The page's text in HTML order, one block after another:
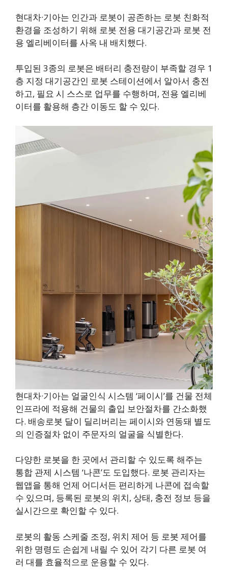
현대차·기아는 인간과 로봇이 공존하는 로봇 친화적
환경을 조성하기 위해 로봇 전용 대기공간과 로봇 전
용 엘리베이터를 사옥 내 배치했다.
투입된 3종의 로봇은 배터리 충전량이 부족할 경우 1
층 지정 대기공간인 로봇 스테이션에서 알아서 충전
하고, 필요 시 스스로 업무를 수행하며, 전용 엘리베
이터를 활용해 층간 이동도 할 수 있다.
현대차·기아는 얼굴인식 시스템 ‘페이시’를 건물 전체
인프라에 적용해 건물의 출입 보안절차를 간소화했
다. 배송로봇 달이 딜리버리는 페이시와 연동돼 별도
의 인증절차 없이 주문자의 얼굴을 식별한다.
다양한 로봇을 한 곳에서 관리할 수 있도록 해주는
통합 관제 시스템 ‘나콘’도 도입했다. 로봇 관리자는
웹앱을 통해 언제 어디서든 편리하게 나콘에 접속할
수 있으며, 등록된 로봇의 위치, 상태, 충전 정보 등을
실시간으로 확인할 수 있다.
로봇의 활동 스케줄 조정, 위치 제어 등 로봇 제어를
위한 명령도 손쉽게 내릴 수 있어 각기 다른 로봇 여
러 대를 효율적으로 운용할 수 있다.